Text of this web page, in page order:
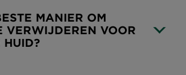
MANIER OM
VERWIJDEREN VOOR
HUID?